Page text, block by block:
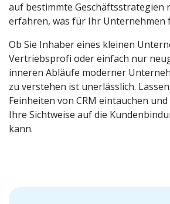
auf bestimmte Geschäftsstrategien
erfahren, was für Ihr Unternehmen
Ob Sie Inhaber eines kleinen
Vertriebsprofi oder einfach nur
inneren Abläufe moderner
zu verstehen ist unerlässlich.
Feinheiten von CRM eintauchen
Ihre Sichtweise auf die
kann.